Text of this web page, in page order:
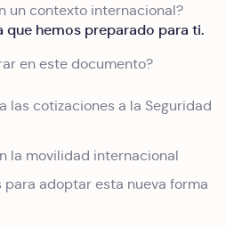
un contexto internacional?
que hemos preparado para ti.
en este documento?
las cotizaciones a la Seguridad
la movilidad internacional
para adoptar esta nueva forma